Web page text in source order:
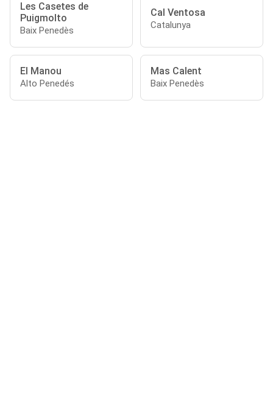
Les Casetes de
Puigmolto
Baix Penedès
Cal Ventosa
Catalunya
El Manou
Alto Penedés
Mas Calent
Baix Penedès